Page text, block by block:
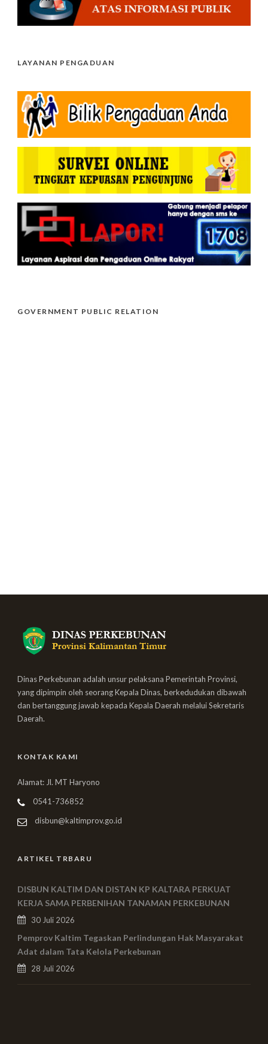
LAYANAN PENGADUAN
GOVERNMENT PUBLIC RELATION
Dinas Perkebunan adalah unsur pelaksana Pemerintah Provinsi,
yang dipimpin oleh seorang Kepala Dinas, berkedudukan dibawah
dan bertanggung jawab kepada Kepala Daerah melalui Sekretaris
Daerah.
KONTAK KAMI
Alamat: Jl. MT Haryono
0541-736852
disbun@kaltimprov.go.id
ARTIKEL TRBARU
DISBUN KALTIM DAN DISTAN KP KALTARA PERKUAT
KERJA SAMA PERBENIHAN TANAMAN PERKEBUNAN
30 Juli 2026
Pemprov Kaltim Tegaskan Perlindungan Hak Masyarakat
Adat dalam Tata Kelola Perkebunan
28 Juli 2026